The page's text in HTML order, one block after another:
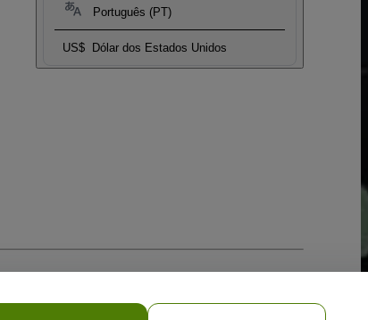
Português (PT)
US$ Dólar dos Estados Unidos